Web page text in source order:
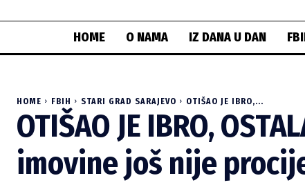
HOME O NAMA IZ DANA U DAN
HOME FBIH STARI GRAD SARAJEVO OTIŠAO JE IBRO,...
OTIŠAO JE IBRO,
imovine još nije